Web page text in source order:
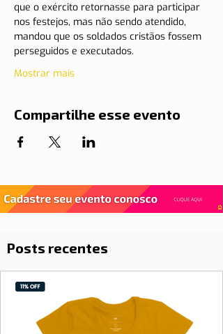
que o exército retornasse para participar
nos festejos, mas não sendo atendido,
mandou que os soldados cristãos fossem
perseguidos e executados.
Mostrar mais
Compartilhe esse evento
Posts recentes